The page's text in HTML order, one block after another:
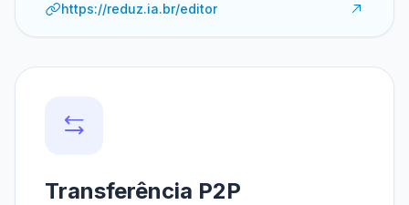
https://reduz.ia.br/editor
Transferência P2P